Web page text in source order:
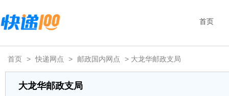
首页
首页 > 快递网点 > 邮政国内网点 > 大龙华邮政支局
大龙华邮政支局